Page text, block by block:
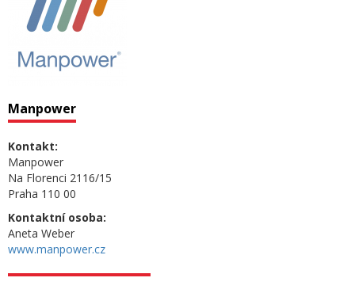
Manpower
Kontakt:
Manpower
Na Florenci 2116/15
Praha 110 00
Kontaktní osoba:
Aneta Weber
www.manpower.cz